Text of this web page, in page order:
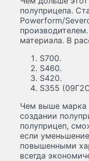
полуприцепа.
Powerform/
материала. В
S700.
S460.
S420.
S355
Чем выше марка
создании
полуприцеп,
если
повышенными
всегда